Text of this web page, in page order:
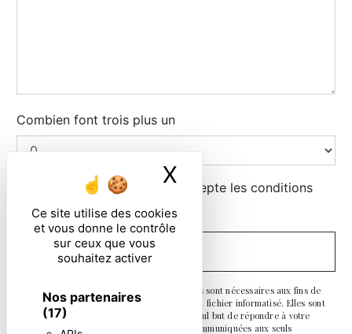
Ce site utilise des cookies
et vous donne le contrôle
sur ceux que vous
souhaitez activer
Nos partenaires
(17)
X Masquer le
Combien font trois plus un
En cochant cette case, j'accepte les conditions
particulières ci-dessous **
ENVOYER
** Les données personnelles communiquées sont nécessaires aux fins de
vous contacter et sont enregistrées dans un fichier informatisé. Elles sont
destinées à et ses sous-traitants dans le seul but de répondre à votre
message. Les données collectées seront communiquées aux seuls